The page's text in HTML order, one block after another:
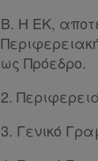
Β. Η ΕΚ,
ως Πρόεδρο.
2.
3. Γενικό